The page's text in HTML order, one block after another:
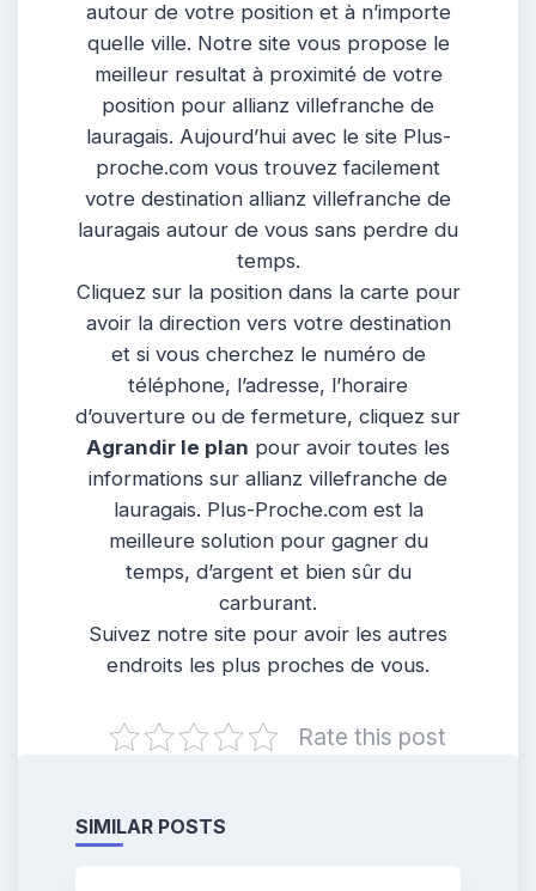
autour de votre position et à n’importe
quelle ville. Notre site vous propose le
meilleur resultat à proximité de votre
position pour allianz villefranche de
lauragais. Aujourd’hui avec le site Plus-
proche.com vous trouvez facilement
votre destination allianz villefranche de
lauragais autour de vous sans perdre du
temps.
Cliquez sur la position dans la carte pour
avoir la direction vers votre destination
et si vous cherchez le numéro de
téléphone, l’adresse, l’horaire
d’ouverture ou de fermeture, cliquez sur
Agrandir le plan pour avoir toutes les
informations sur allianz villefranche de
lauragais. Plus-Proche.com est la
meilleure solution pour gagner du
temps, d’argent et bien sûr du
carburant.
Suivez notre site pour avoir les autres
endroits les plus proches de vous.
Rate this post
SIMILAR POSTS